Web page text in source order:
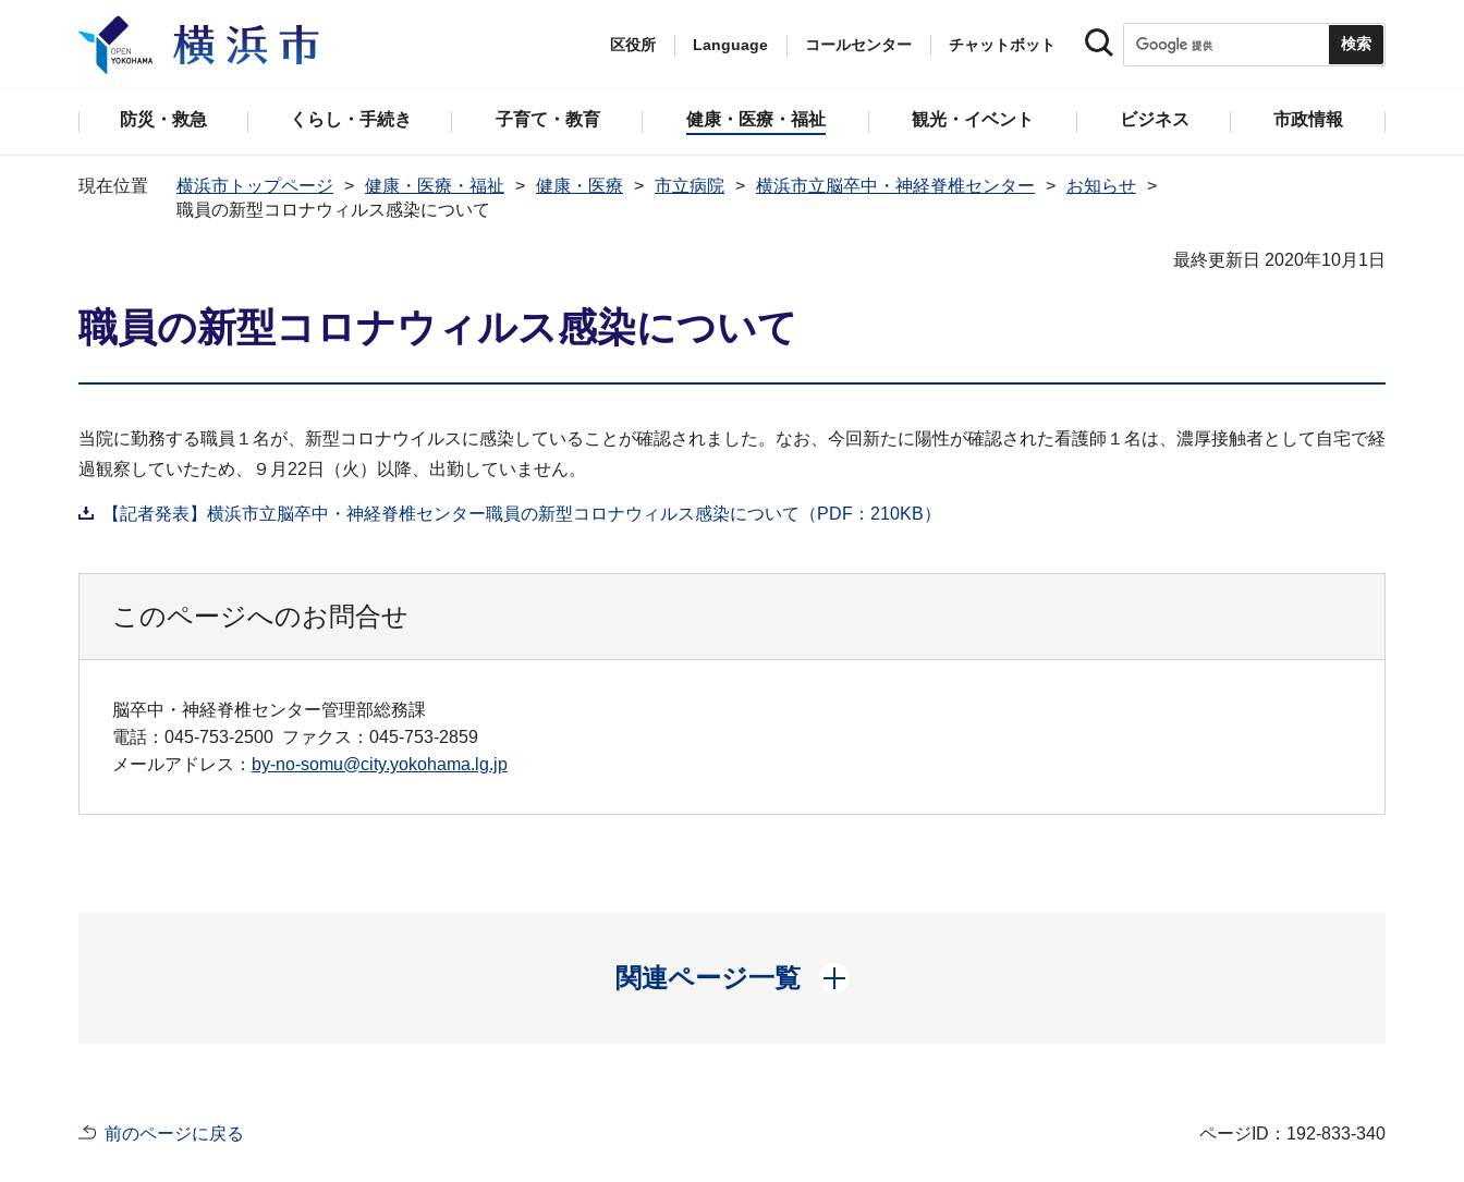
区役所 Language コールセンター チャットボット
防災・救急 くらし・手続き 子育て・教育 健康・医療・福祉 観光・イベント ビジネス 市政情報
現在位置 横浜市トップページ 健康・医療・福祉 健康・医療 市立病院 横浜市立脳卒中・神経脊椎センター
お知らせ
職員の新型コロナウィルス感染について
最終更新日 2020年10月1日
職員の新型コロナウィルス感染について
当院に勤務する職員１名が、新型コロナウイルスに感染していることが確認されました。なお、今回新たに陽性が確認された看護師１名は、濃厚接触者として自宅で経
過観察していたため、９月22日（火）以降、出勤していません。
【記者発表】横浜市立脳卒中・神経脊椎センター職員の新型コロナウィルス感染について（PDF：210KB）
このページへのお問合せ
脳卒中・神経脊椎センター管理部総務課
電話：045-753-2500 ファクス：045-753-2859
メールアドレス： by-no-somu@city.yokohama.lg.jp
関連ページ一覧
開く
前のページに戻る ページID：192-833-340